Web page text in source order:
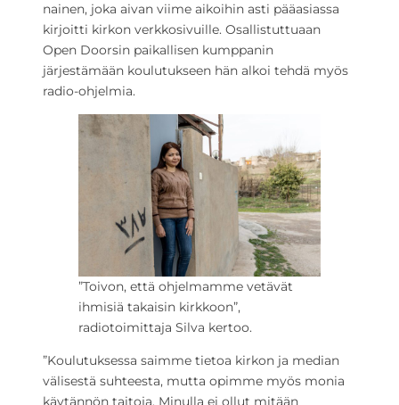
nainen, joka aivan viime aikoihin asti pääasiassa
kirjoitti kirkon verkkosivuille. Osallistuttuaan
Open Doorsin paikallisen kumppanin
järjestämään koulutukseen hän alkoi tehdä myös
radio-ohjelmia.
”Toivon, että ohjelmamme vetävät
ihmisiä takaisin kirkkoon”,
radiotoimittaja Silva kertoo.
”Koulutuksessa saimme tietoa kirkon ja median
välisestä suhteesta, mutta opimme myös monia
käytännön taitoja. Minulla ei ollut mitään